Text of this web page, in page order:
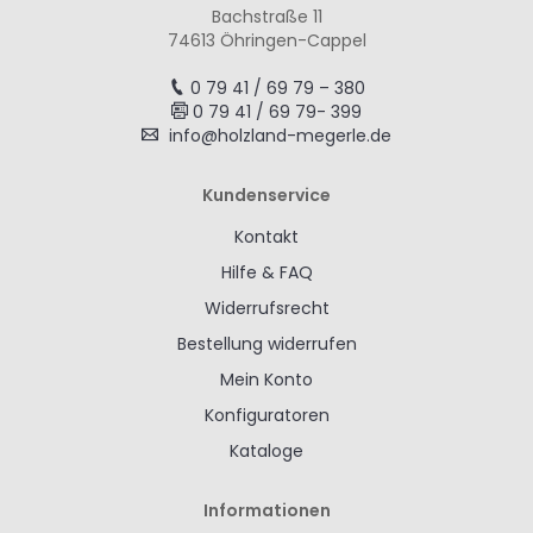
Bachstraße 11
74613 Öhringen-Cappel
0 79 41 / 69 79 – 380
0 79 41 / 69 79- 399
info@holzland-megerle.de
Kundenservice
Kontakt
Hilfe & FAQ
Widerrufsrecht
Bestellung widerrufen
Mein Konto
Konfiguratoren
Kataloge
Informationen